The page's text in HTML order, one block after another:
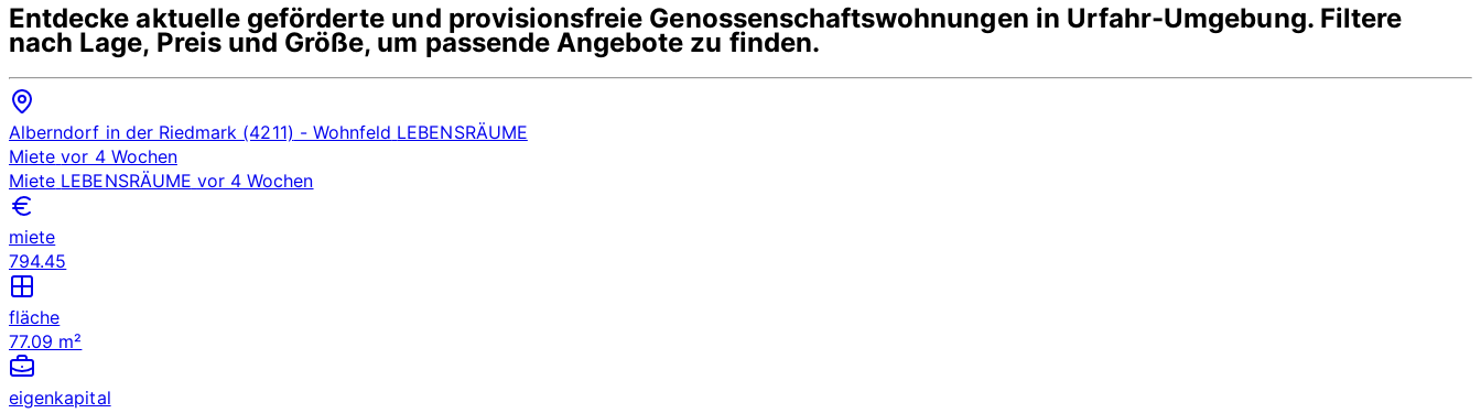
Entdecke aktuelle geförderte und provisionsfreie Genossenschaftswohnungen in Urfahr-Umgebung. Filtere
nach Lage, Preis und Größe, um passende Angebote zu finden.
Alberndorf in der Riedmark (4211) - Wohnfeld LEBENSRÄUME
Miete vor 4 Wochen
Miete LEBENSRÄUME vor 4 Wochen
miete
794.45
fläche
77.09 m²
eigenkapital